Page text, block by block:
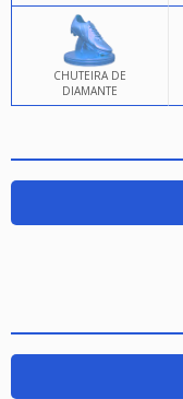
CHUTEIRA DE
DIAMANTE